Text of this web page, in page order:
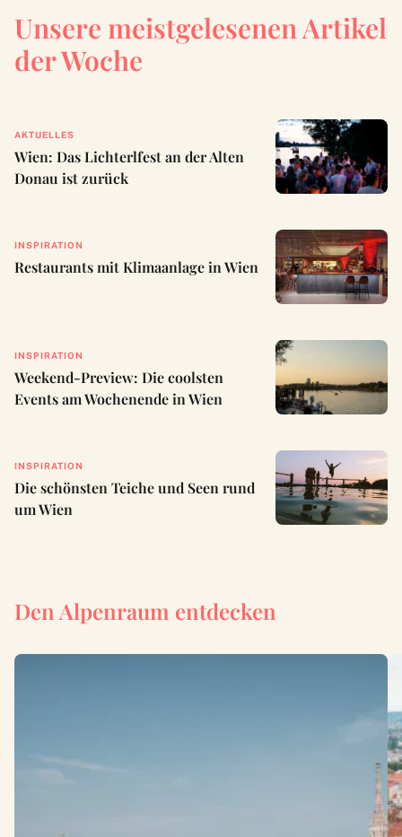
Unsere meistgelesenen Artikel
der Woche
AKTUELLES
Wien: Das Lichterlfest an der Alten
Donau ist zurück
INSPIRATION
Restaurants mit Klimaanlage in Wien
INSPIRATION
Weekend-Preview: Die coolsten
Events am Wochenende in Wien
INSPIRATION
Die schönsten Teiche und Seen rund
um Wien
Den Alpenraum entdecken